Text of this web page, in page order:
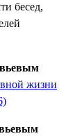
бесед,
жизни